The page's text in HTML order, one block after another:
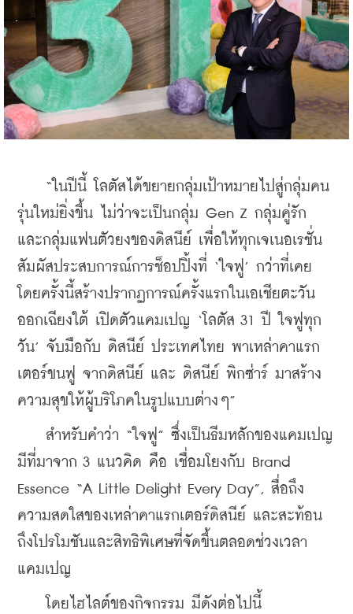
“ในปีนี้ โลตัสได้ขยายกลุ่มเป้าหมายไปสู่กลุ่มคน
รุ่นใหม่ยิ่งขึ้น ไม่ว่าจะเป็นกลุ่ม Gen Z กลุ่มคู่รัก
และกลุ่มแฟนตัวยงของดิสนีย์ เพื่อให้ทุกเจเนอเรชั่น
สัมผัสประสบการณ์การช็อปปิ้งที่ ‘ใจฟู’ กว่าที่เคย
โดยครั้งนี้สร้างปรากฏการณ์ครั้งแรกในเอเชียตะวัน
ออกเฉียงใต้ เปิดตัวแคมเปญ ‘โลตัส 31 ปี ใจฟูทุก
วัน’ จับมือกับ ดิสนีย์ ประเทศไทย พาเหล่าคาแรก
เตอร์ขนฟู จากดิสนีย์ และ ดิสนีย์ พิกซ่าร์ มาสร้าง
ความสุขให้ผู้บริโภคในรูปแบบต่างๆ”
สำหรับคำว่า “ใจฟู” ซึ่งเป็นธีมหลักของแคมเปญ
มีที่มาจาก 3 แนวคิด คือ เชื่อมโยงกับ Brand
Essence “A Little Delight Every Day”, สื่อถึง
ความสดใสของเหล่าคาแรกเตอร์ดิสนีย์ และสะท้อน
ถึงโปรโมชันและสิทธิพิเศษที่จัดขึ้นตลอดช่วงเวลา
แคมเปญ
โดยไฮไลต์ของกิจกรรม มีดังต่อไปนี้